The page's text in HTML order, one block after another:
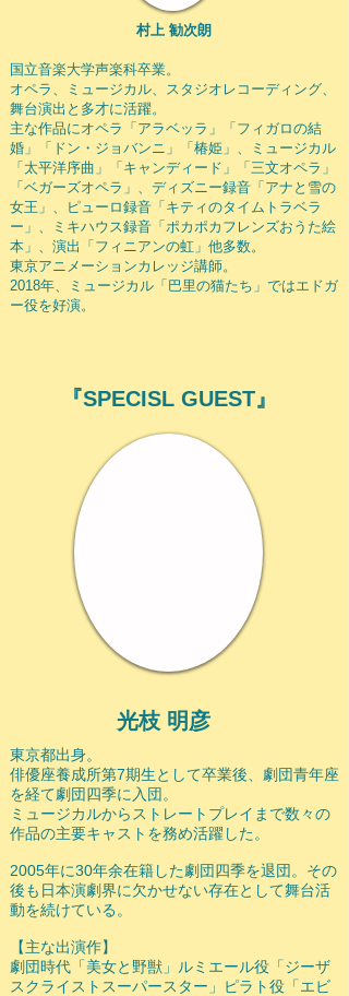
​村上 勧次朗
国立音楽大学声楽科卒業。
オペラ、ミュージカル、スタジオレコーディング、
舞台演出と多才に活躍。
主な作品にオペラ「アラベッラ」「フィガロの結
婚」「ドン・ジョバンニ」「椿姫」、ミュージカル
「太平洋序曲」「キャンディード」「三文オペラ」
「ベガーズオペラ」、ディズニー録音「アナと雪の
女王」、ピューロ録音「キティのタイムトラベラ
ー」、ミキハウス録音「ポカポカフレンズおうた絵
本」、演出「フィニアンの虹」他多数。
東京アニメーションカレッジ講師。
​2018年、ミュージカル「巴里の猫たち」ではエドガ
ー役を好演。
『​SPECISL GUEST』
光枝 明彦
東京都出身。
俳優座養成所第7期生として卒業後、劇団青年座
を経て劇団四季に入団。
ミュージカルからストレートプレイまで数々の
作品の主要キャストを務め活躍した。
2005年に30年余在籍した劇団四季を退団。その
後も日本演劇界に欠かせない存在として舞台活
動を続けている。
【主な出演作】
劇団時代「美女と野獣」ルミエール役「ジーザ
スクライストスーパースター」ピラト役「エビ